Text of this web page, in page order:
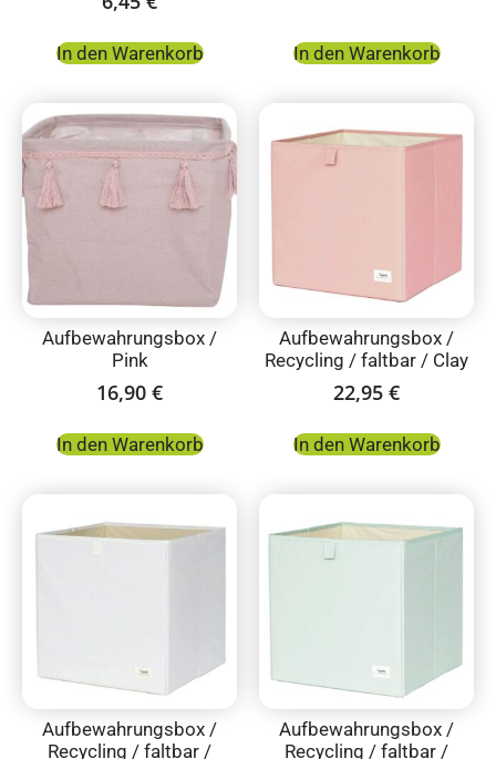
In den Warenkorb In den Warenkorb
Aufbewahrungsbox /
Pink
16,90 €
In den Warenkorb
Aufbewahrungsbox /
Recycling / faltbar / Clay
22,95 €
In den Warenkorb
Aufbewahrungsbox /
Recycling / faltbar /
Aufbewahrungsbox /
Recycling / faltbar /